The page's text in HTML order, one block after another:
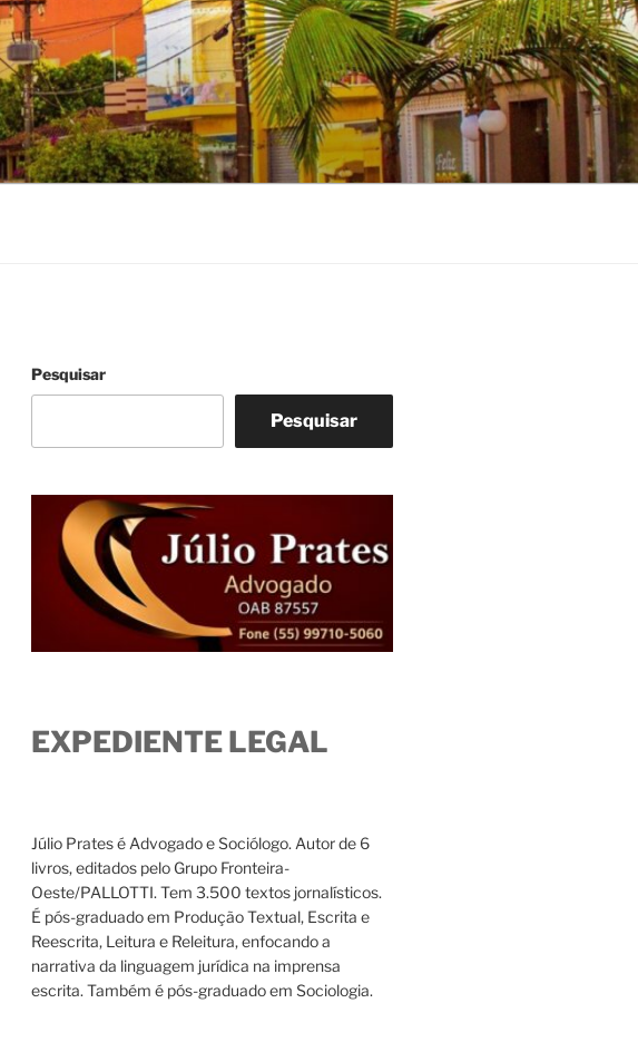
Pesquisar
Pesquisar
EXPEDIENTE LEGAL
Júlio Prates é Advogado e Sociólogo. Autor de 6
livros, editados pelo Grupo Fronteira-
Oeste/PALLOTTI. Tem 3.500 textos jornalísticos.
É pós-graduado em Produção Textual, Escrita e
Reescrita, Leitura e Releitura, enfocando a
narrativa da linguagem jurídica na imprensa
escrita. Também é pós-graduado em Sociologia.